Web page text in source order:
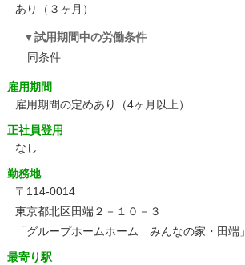
あり（３ヶ月）
試用期間中の労働条件
同条件
雇用期間
雇用期間の定めあり（4ヶ月以上）
正社員登用
なし
勤務地
〒114-0014
東京都北区田端２－１０－３
「グループホームホーム みんなの家・田端」
最寄り駅